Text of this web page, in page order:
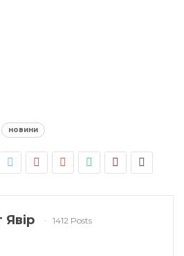
новини
Явір 1412 Posts